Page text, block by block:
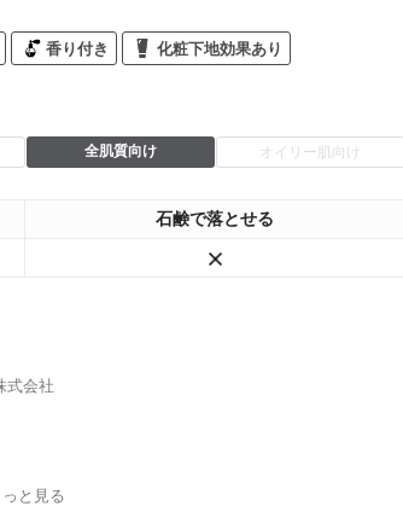
香り付き 化粧下地効果あり
全肌質向け オイリー肌向け
石鹸で落とせる
式会社
香り
っと見る